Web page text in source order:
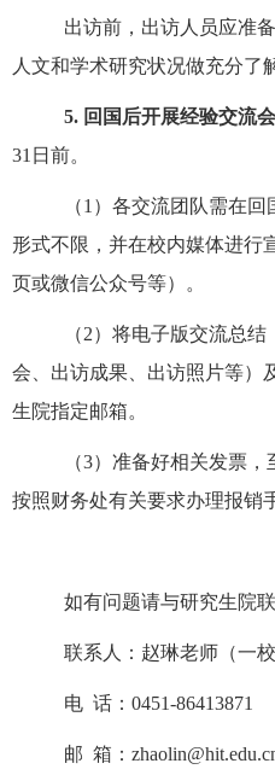
出访前，出访人员应准
人文和学术研究状况做充分了
5. 回国后开展经验交流
31 日前。
（1 ）各交流团队需在回
形式不限，并在校内媒体进行
页或微信公众号等）。
（2）将电子版交流总
会、出访成果、出访照片等）
生院指定邮箱。
（3）准备好相关发票
按照财务处有关要求办理报销
如有问题请与研究生院联
联系人：赵琳老师（一
电 话： 0451-86413871
邮 箱：